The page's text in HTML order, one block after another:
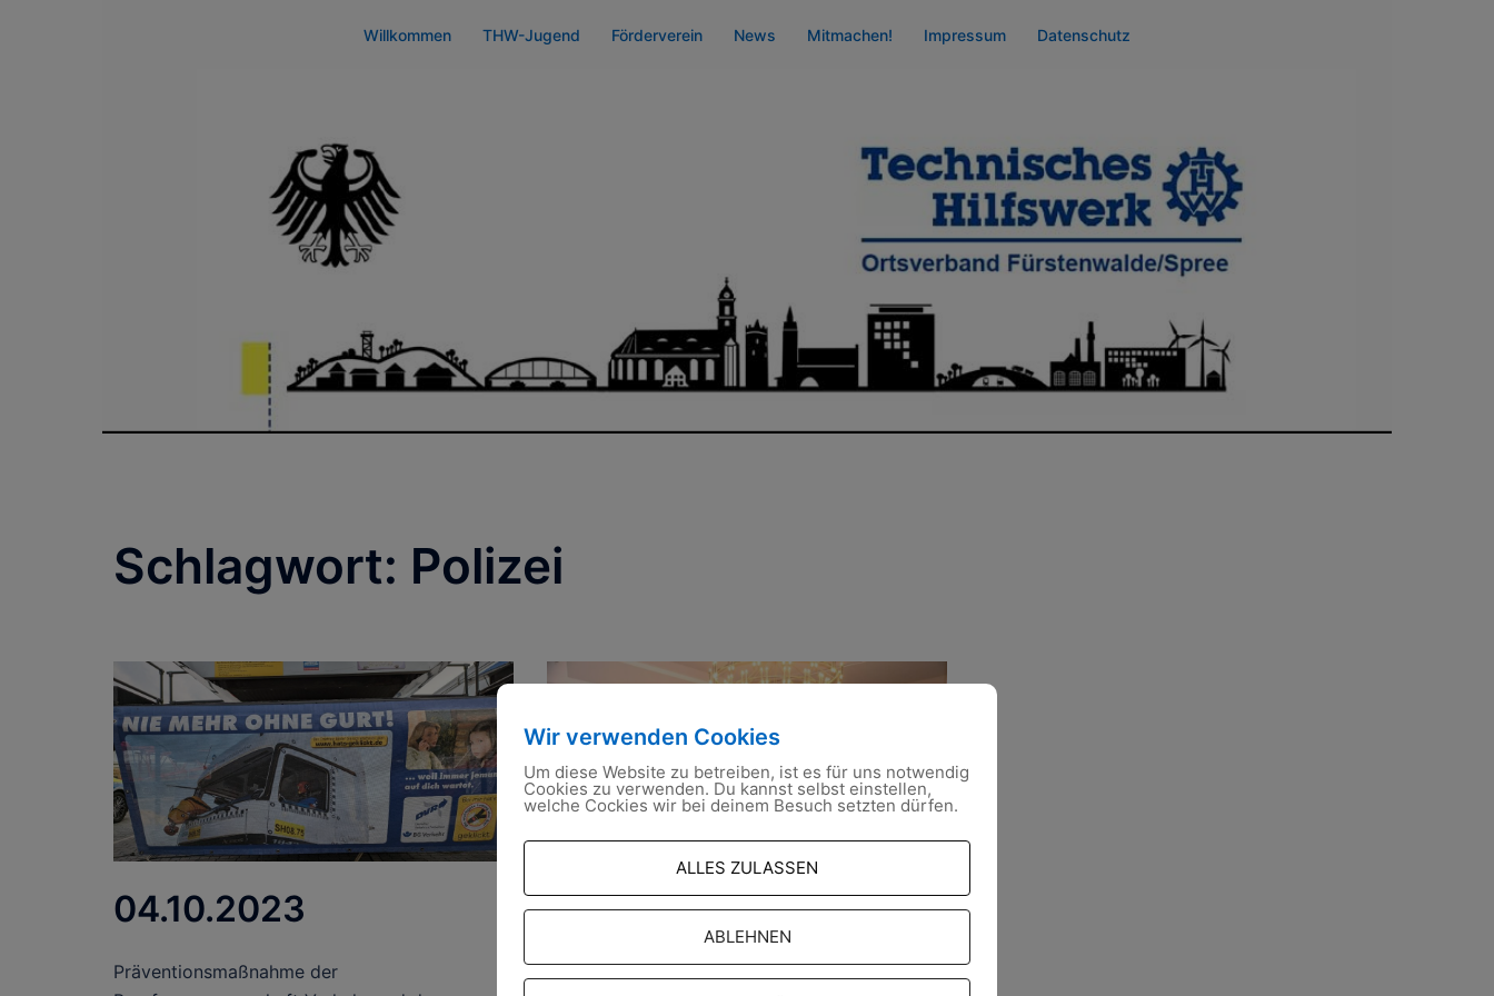
Willkommen THW-Jugend Förderverein News Mitmachen! Impressum Datenschutz
Schlagwort: Polizei
04.10.2023
Präventionsmaßnahme der
09.09.2022
Wir verwenden Cookies
Um diese Website zu betreiben, ist es für uns notwendig
Cookies zu verwenden. Du kannst selbst einstellen,
welche Cockies wir bei deinem Besuch setzten dürfen.
ALLES ZULASSEN
ABLEHNEN